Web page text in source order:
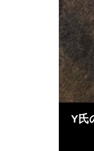
Y氏